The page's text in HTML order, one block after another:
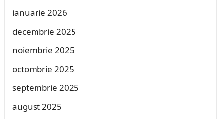
ianuarie 2026
decembrie 2025
noiembrie 2025
octombrie 2025
septembrie 2025
august 2025